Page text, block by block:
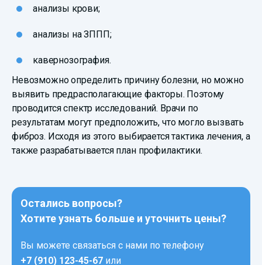
анализы крови;
анализы на ЗППП;
кавернозография.
Невозможно определить причину болезни, но можно
выявить предрасполагающие факторы. Поэтому
проводится спектр исследований. Врачи по
результатам могут предположить, что могло вызвать
фиброз. Исходя из этого выбирается тактика лечения, а
также разрабатывается план профилактики.
Остались вопросы?
Хотите узнать больше и уточнить цены?
Вы можете связаться с нами по телефону
+7 (910) 123-45-67 или